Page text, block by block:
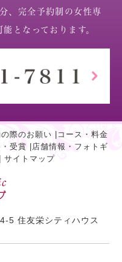
、完全予約制の女性専
となっております。
際のお願い
コース・料金
受賞
店舗情報・フォトギ
サイトマップ
5 住友栄シティハウス